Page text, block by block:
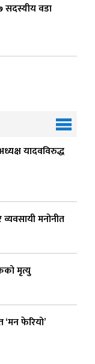
सदस्यीय वडा
यादवविरुद्ध
मनोनीत
मृत्यु
‘मन फेरियो’